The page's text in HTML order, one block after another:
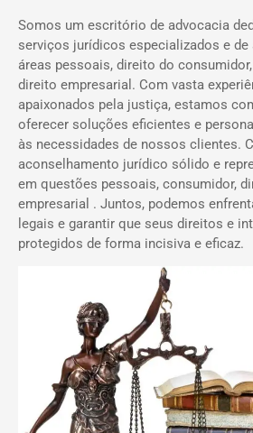
Somos um escritório de advocacia
serviços jurídicos especializados e de
áreas pessoais, direito do
direito empresarial. Com vasta
apaixonados pela justiça, estamos
oferecer soluções eficientes e
às necessidades de nossos clientes.
aconselhamento jurídico sólido e
em questões pessoais, consumidor,
empresarial . Juntos, podemos
legais e garantir que seus direitos e
protegidos de forma incisiva e eficaz.